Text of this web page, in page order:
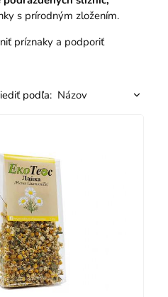
s prírodným zložením.
príznaky a podporiť
podľa: